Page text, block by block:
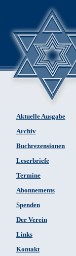
Aktuelle Ausgabe
Archiv
Buchrezensionen
Leserbriefe
Termine
Abonnements
Spenden
Der Verein
Links
Kontakt